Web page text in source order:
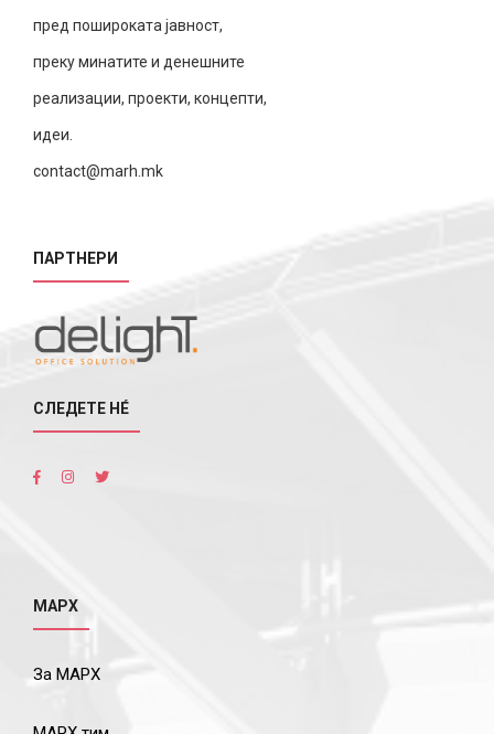
пред пошироката јавност,
преку минатите и денешните
реализации, проекти, концепти,
идеи.
contact@marh.mk
ПАРТНЕРИ
СЛЕДЕТЕ НÉ
МАРХ
За МАРХ